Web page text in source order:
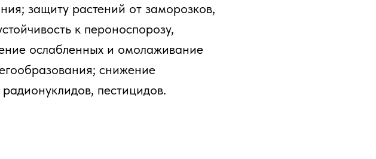
защиту растений от заморозков,
к пероноспорозу,
ослабленных и омолаживание
снижение
пестицидов.